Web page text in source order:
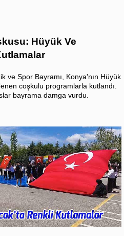
Hüyük Ve
ve Spor Bayramı, Konya'nın Hüyük
coşkulu programlarla kutlandı.
bayrama damga vurdu.